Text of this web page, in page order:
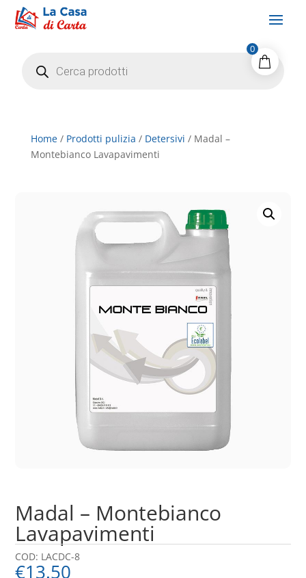
search
Home/ Prodotti pulizia / Detersivi / Madal –
Montebianco Lavapavimenti
Madal – Montebianco
Lavapavimenti
COD: LACDC-8
€13.50
0